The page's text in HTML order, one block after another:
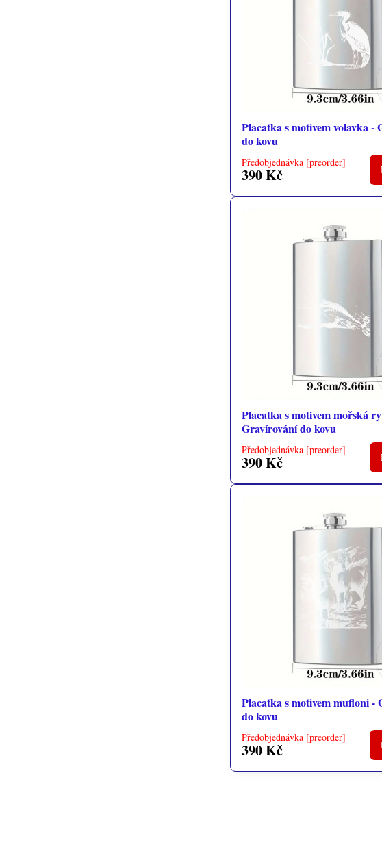
Placatka s motivem volavka -
do kovu
Předobjednávka [preorder]
390 Kč
Placatka s motivem mořská
Gravírování do kovu
Předobjednávka [preorder]
390 Kč
Placatka s motivem mufloni -
do kovu
Předobjednávka [preorder]
390 Kč